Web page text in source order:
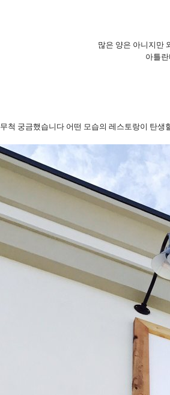
많은 양은 아니지만
아틀
무척 궁금했습니다 어떤 모습의 레스토랑이 탄